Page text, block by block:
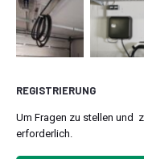
REGISTRIERUNG
Um Fragen zu stellen und
erforderlich.